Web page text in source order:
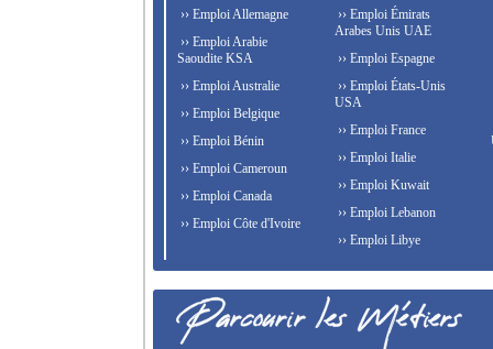
›› Emploi Allemagne
›› Emploi Arabie
Saoudite KSA
›› Emploi Australie
›› Emploi Belgique
›› Emploi Bénin
›› Emploi Cameroun
›› Emploi Canada
›› Emploi Côte d'Ivoire
›› Emploi Émirats
Arabes Unis UAE
›› Emploi Espagne
›› Emploi États-Unis
USA
›› Emploi France
›› Emploi Italie
›› Emploi Kuwait
›› Emploi Lebanon
›› Emploi Libye